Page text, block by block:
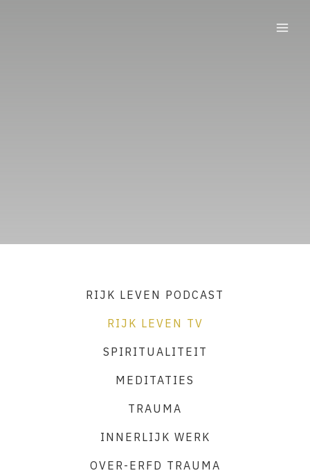
RIJK LEVEN PODCAST
RIJK LEVEN TV
SPIRITUALITEIT
MEDITATIES
TRAUMA
INNERLIJK WERK
OVER-ERFD TRAUMA